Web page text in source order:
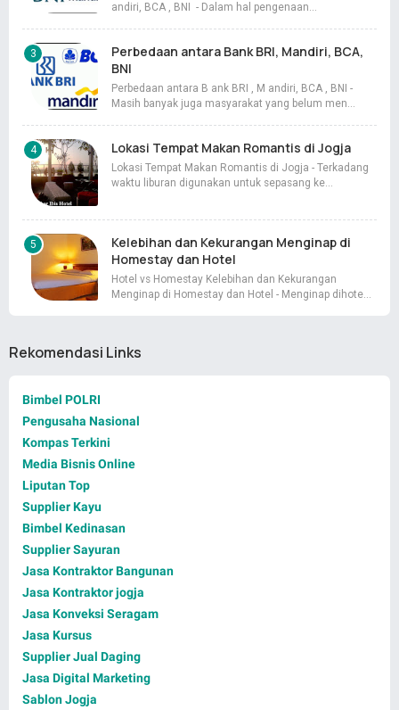
andiri, BCA , BNI - Dalam hal pengenaan…
Perbedaan antara Bank BRI, Mandiri, BCA,
BNI
Perbedaan antara B ank BRI , M andiri, BCA , BNI -
Masih banyak juga masyarakat yang belum men…
Lokasi Tempat Makan Romantis di Jogja
Lokasi Tempat Makan Romantis di Jogja - Terkadang
waktu liburan digunakan untuk sepasang ke…
Kelebihan dan Kekurangan Menginap di
Homestay dan Hotel
Hotel vs Homestay Kelebihan dan Kekurangan
Menginap di Homestay dan Hotel - Menginap dihote…
Rekomendasi Links
Bimbel POLRI
Pengusaha Nasional
Kompas Terkini
Media Bisnis Online
Liputan Top
Supplier Kayu
Bimbel Kedinasan
Supplier Sayuran
Jasa Kontraktor Bangunan
Jasa Kontraktor jogja
Jasa Konveksi Seragam
Jasa Kursus
Supplier Jual Daging
Jasa Digital Marketing
Sablon Jogja